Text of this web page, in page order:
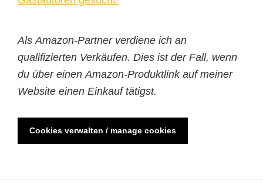
Als Amazon-Partner verdiene ich an
qualifizierten Verkäufen. Dies ist der Fall, wenn
du über einen Amazon-Produktlink auf meiner
Website einen Einkauf tätigst.
Cookies verwalten / manage cookies